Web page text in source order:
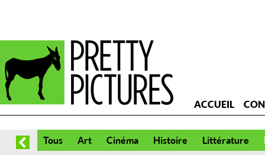
ACCUEIL
Tous Art Cinéma Histoire Littérature